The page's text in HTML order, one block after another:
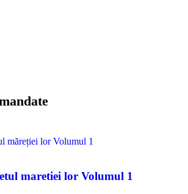
maretiei lor Volumul 1